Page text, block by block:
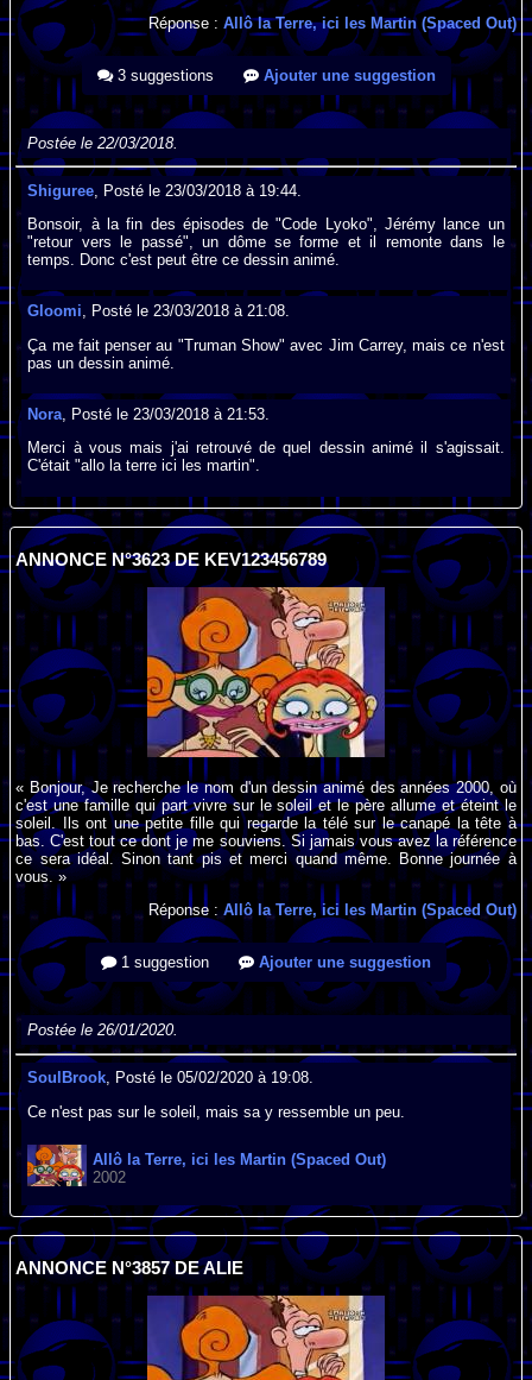
Réponse : Allô la Terre, ici les Martin (Spaced Out)
3 suggestions Ajouter une suggestion
Postée le 22/03/2018.
Shiguree , Posté le 23/03/2018 à 19:44.
Bonsoir, à la fin des épisodes de "Code Lyoko", Jérémy lance un
"retour vers le passé", un dôme se forme et il remonte dans le
temps. Donc c'est peut être ce dessin animé.
Gloomi, Posté le 23/03/2018 à 21:08.
Ça me fait penser au "Truman Show" avec Jim Carrey, mais ce n'est
pas un dessin animé.
Nora, Posté le 23/03/2018 à 21:53.
Merci à vous mais j'ai retrouvé de quel dessin animé il s'agissait.
C'était "allo la terre ici les martin".
ANNONCE N°3623 DE KEV123456789
« Bonjour, Je recherche le nom d'un dessin animé des années 2000, où
c'est une famille qui part vivre sur le soleil et le père allume et éteint le
soleil. Ils ont une petite fille qui regarde la télé sur le canapé la tête à
bas. C'est tout ce dont je me souviens. Si jamais vous avez la référence
ce sera idéal. Sinon tant pis et merci quand même. Bonne journée à
vous. »
Réponse :Allô la Terre, ici les Martin (Spaced Out)
1 suggestion Ajouter une suggestion
Postée le 26/01/2020.
SoulBrook, Posté le 05/02/2020 à 19:08.
Ce n'est pas sur le soleil, mais sa y ressemble un peu.
Allô la Terre, ici les Martin (Spaced Out)
2002
ANNONCE N°3857 DE ALIE